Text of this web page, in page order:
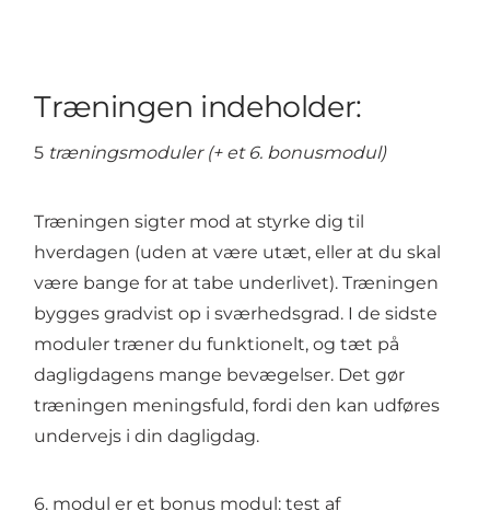
Træningen indeholder:
5 træningsmoduler (+ et 6. bonusmodul)
Træningen sigter mod at styrke dig til
hverdagen (uden at være utæt, eller at du skal
være bange for at tabe underlivet). Træningen
bygges gradvist op i sværhedsgrad. I de sidste
moduler træner du funktionelt, og tæt på
dagligdagens mange bevægelser. Det gør
træningen meningsfuld, fordi den kan udføres
undervejs i din dagligdag.
6. modul er et bonus modul: test af